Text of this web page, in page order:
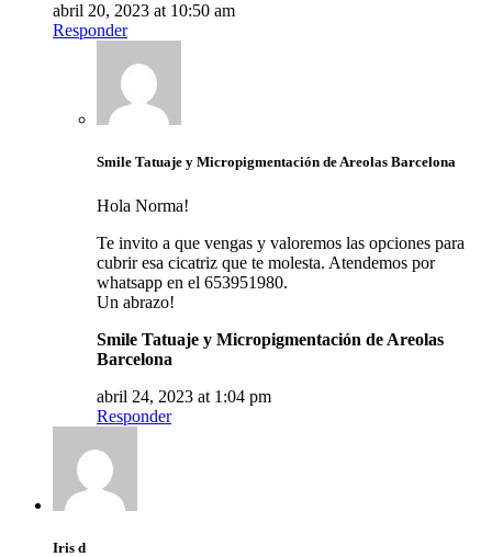
abril 20, 2023 at 10:50 am
Responder
Smile Tatuaje y Micropigmentación de Areolas Barcelona
Hola Norma!
Te invito a que vengas y valoremos las opciones para
cubrir esa cicatriz que te molesta. Atendemos por
whatsapp en el 653951980.
Un abrazo!
Smile Tatuaje y Micropigmentación de Areolas
Barcelona
abril 24, 2023 at 1:04 pm
Responder
Iris d